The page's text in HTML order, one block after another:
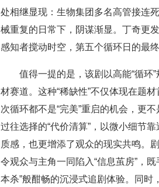
处相继显现：生物集团多名高管接连
械重复的日常下，阴谋渐显。丁奇更
感知者搅动时空，第五个循环日的最
值得一提的是，该剧以高能“循环
材赛道。这种“稀缺性”不仅体现在题
次循环都不是“完美”重启的机会，更
过往选择的“代价清算”，以微小细节
质感，也更增添了观众的现实共鸣。
令观众与主角一同陷入“信息茧房”，
本杀”般酣畅的沉浸式追剧体验。同